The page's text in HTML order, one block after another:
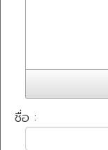
ชื่อ :